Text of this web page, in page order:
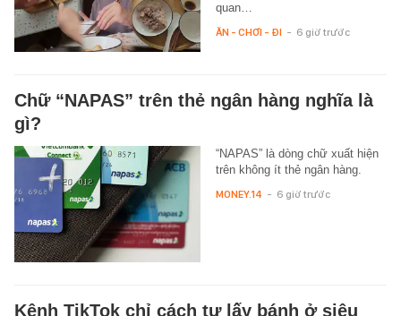
quan…
ĂN - CHƠI - ĐI - 6 giờ trước
Chữ “NAPAS” trên thẻ ngân hàng nghĩa là
gì?
“NAPAS” là dòng chữ xuất hiện
trên không ít thẻ ngân hàng.
MONEY.14 - 6 giờ trước
Kênh TikTok chỉ cách tự lấy bánh ở siêu